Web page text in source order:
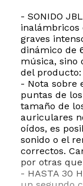
- SONIDO
inalámbricos
graves
dinámico de
música, sino
del
- Nota sobre
puntas de
tamaño de
auriculares
oídos, es
sonido o el
correctos.
por otras
- HASTA 30